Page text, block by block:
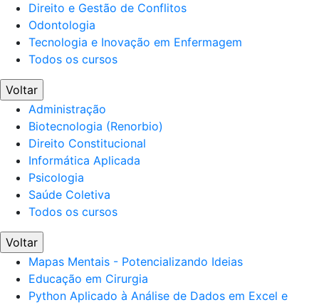
Direito e Gestão de Conflitos
Odontologia
Tecnologia e Inovação em Enfermagem
Todos os cursos
Voltar
Administração
Biotecnologia (Renorbio)
Direito Constitucional
Informática Aplicada
Psicologia
Saúde Coletiva
Todos os cursos
Voltar
Mapas Mentais - Potencializando Ideias
Educação em Cirurgia
Python Aplicado à Análise de Dados em Excel e